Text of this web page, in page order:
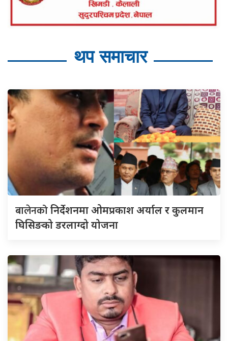
थप समाचार
बालेनकोनिर्देशनमा ओमप्रकाश अर्याल र कुलमान
घिसिङको डरलाग्दो योजना